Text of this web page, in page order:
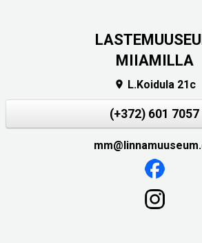
MIIAMILLA
 L.Koidula 21c
(+372) 601 7057